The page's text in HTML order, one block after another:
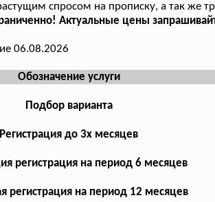
спросом на прописку, а так же
Актуальные цены
06.08.2026
Обозначение услуги
Подбор варианта
Регистрация до 3х месяцев
регистрация на период 6 месяцев
регистрация на период 12 месяцев